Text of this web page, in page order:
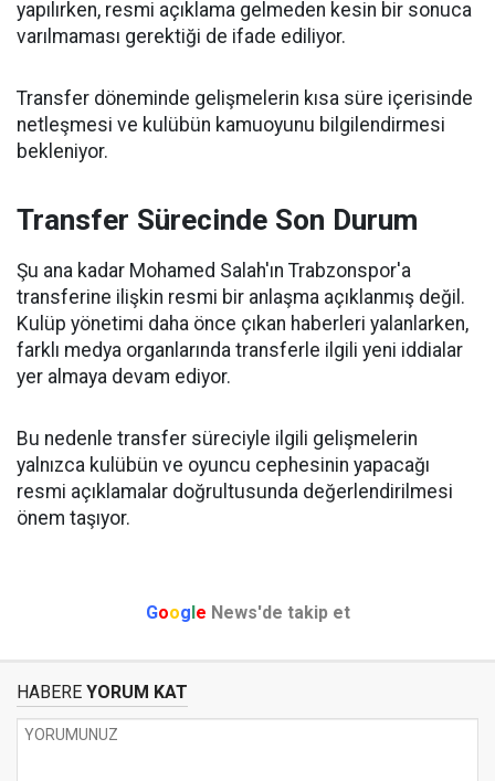
yapılırken, resmi açıklama gelmeden kesin bir sonuca
varılmaması gerektiği de ifade ediliyor.
Transfer döneminde gelişmelerin kısa süre içerisinde
netleşmesi ve kulübün kamuoyunu bilgilendirmesi
bekleniyor.
Transfer Sürecinde Son Durum
Şu ana kadar Mohamed Salah'ın Trabzonspor'a
transferine ilişkin resmi bir anlaşma açıklanmış değil.
Kulüp yönetimi daha önce çıkan haberleri yalanlarken,
farklı medya organlarında transferle ilgili yeni iddialar
yer almaya devam ediyor.
Bu nedenle transfer süreciyle ilgili gelişmelerin
yalnızca kulübün ve oyuncu cephesinin yapacağı
resmi açıklamalar doğrultusunda değerlendirilmesi
önem taşıyor.
Google News'de takip et
HABERE YORUM KAT